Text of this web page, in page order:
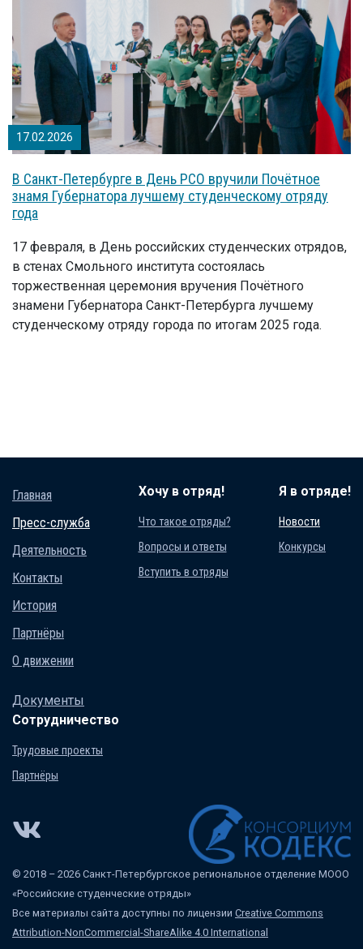
17.02.2026
В Санкт-Петербурге в День РСО вручили Почётное
знамя Губернатора лучшему студенческому отряду
года
17 февраля, в День российских студенческих отрядов,
в стенах Смольного института состоялась
торжественная церемония вручения Почётного
знамени Губернатора Санкт-Петербурга лучшему
студенческому отряду города по итогам 2025 года.
Главная
Пресс-служба
Деятельность
Контакты
История
Партнёры
О движении
Документы
Хочу в отряд!
Что такое отряды?
Вопросы и ответы
Вступить в отряды
Я в отряде!
Новости
Конкурсы
Сотрудничество
Трудовые проекты
Партнёры
© 2018 – 2026 Санкт-Петербургское региональное отделение МООО
«Российские студенческие отряды»
Все материалы сайта доступны по лицензии Creative Commons
Attribution-NonCommercial-ShareAlike 4.0 International